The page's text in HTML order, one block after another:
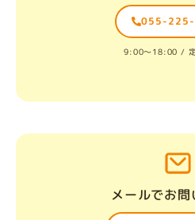
055-
9:00〜18:00 / 定
メールでお問